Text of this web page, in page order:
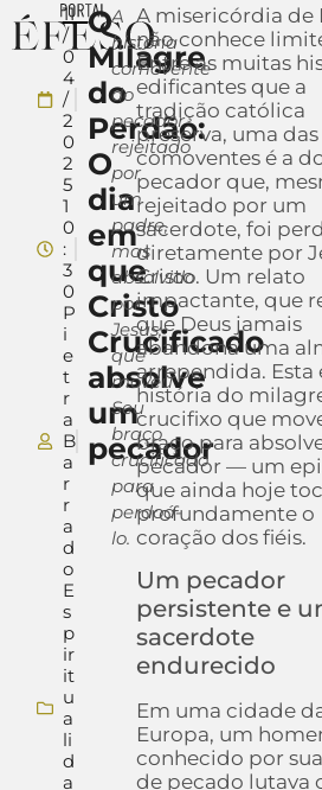
11
/
0
4
/
2
0
2
5
1
0
:
3
0
P
i
e
t
r
a
B
a
r
r
a
d
o
E
s
p
ir
it
u
a
li
d
a
O
Milagre
do
Perdão:
O
dia
em
que
Cristo
Crucificado
absolve
um
pecador
A
história
comovente
do
pecador
rejeitado
por
um
padre,
mas
absolvido
por
Jesus,
que
moveu
Seu
braço
crucificado
para
perdoá-
lo.
A misericórdia de
não conhece
Entre as muitas
edificantes que a
tradição católica
preserva, uma
comoventes é a
pecador que,
rejeitado por um
sacerdote, foi
diretamente por
Cristo. Um relato
impactante, que
que Deus jamais
abandona uma
arrependida. Esta
história do
crucifixo que
braço para
pecador — um
que ainda hoje
profundamente o
coração dos fiéis.
Um pecador
persistente e
sacerdote
endurecido
Em uma cidade
Europa, um
conhecido por
de pecado lutava